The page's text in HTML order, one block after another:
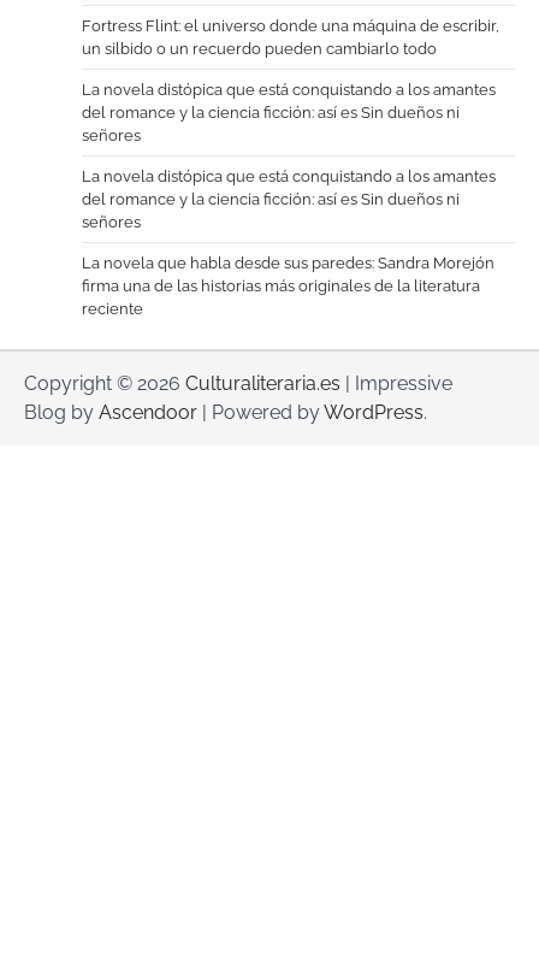
Fortress Flint: el universo donde una máquina de escribir,
un silbido o un recuerdo pueden cambiarlo todo
La novela distópica que está conquistando a los amantes
del romance y la ciencia ficción: así es Sin dueños ni
señores
La novela distópica que está conquistando a los amantes
del romance y la ciencia ficción: así es Sin dueños ni
señores
La novela que habla desde sus paredes: Sandra Morejón
firma una de las historias más originales de la literatura
reciente
Copyright © 2026 Culturaliteraria.es | Impressive
Blog by Ascendoor | Powered byWordPress.